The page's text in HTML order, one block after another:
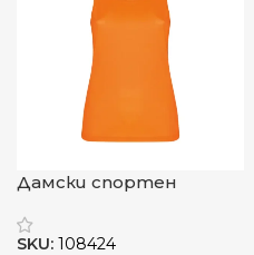
Дамски спортен
SKU: 108424